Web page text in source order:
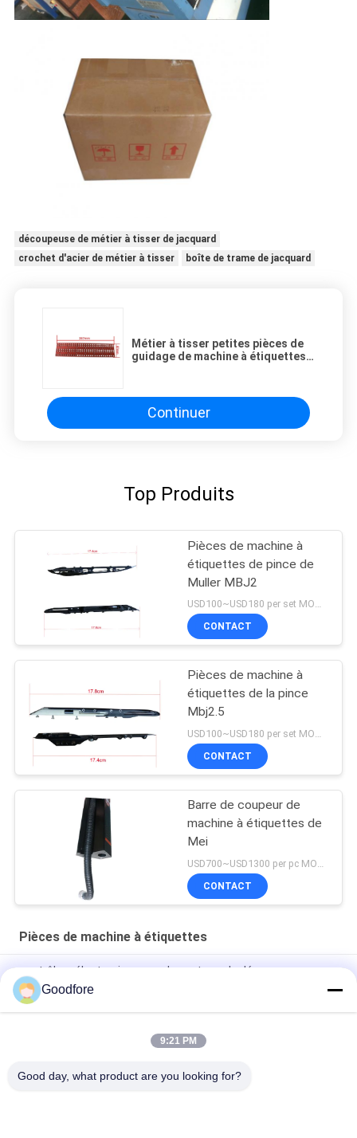
découpeuse de métier à tisser de jacquard
crochet d'acier de métier à tisser
boîte de trame de jacquard
Métier à tisser petites pièces de
guidage de machine à étiquettes
Continuer
Top Produits
Pièces de machine à
étiquettes de pince de
Muller MBJ2
USD100~USD180 per set MOQ:1 ensemble
CONTACT
Pièces de machine à
étiquettes de la pince
Mbj2.5
USD100~USD180 per set MOQ:1 ensemble
CONTACT
Barre de coupeur de
machine à étiquettes de
Mei
CONTACT
Pièces de machine à étiquettes
contrôleur électronique pour le systerm de découpeuse
Uni pièces de machine à étiquettes de panneau de jacquard
de circuit de carte PCB de disque pour MBJ2
Pièces supérieures de machine à étiquettes de Jarcquard de
Goodfore
9:21 PM
Good day, what product are you looking for?